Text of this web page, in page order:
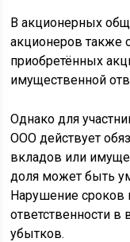
В акционерных
акционеров также
приобретённых
имущественной
Однако для
ООО действует
вкладов или
доля может быть
Нарушение сроков
ответственности
убытков.